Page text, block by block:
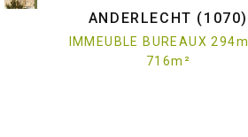
ANDERLECHT (1070)
IMMEUBLE BUREAUX 294m
716m ²